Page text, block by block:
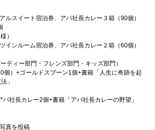
ルスイート宿泊券、アパ社長カレー３箱（90個）
）
インルーム宿泊券、アパ社長カレー２箱（60個）
ティー部門・フレンズ部門・キッズ部門）
個）+ゴールドスプーン1個+書籍「人生に奇跡を起
」
社長カレー2個+書籍「アパ社長カレーの野望」
真を投稿